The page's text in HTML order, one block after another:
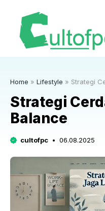
Home » Lifestyle » Strategi
Strategi
Balance
cultofpc 06.08.2025